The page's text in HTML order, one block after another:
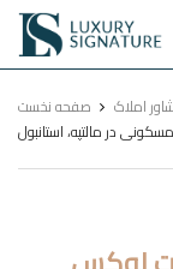
Luxury
Signature
صفحه نخست
املاک
در مالتپه، استانبول